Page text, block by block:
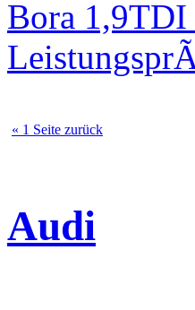
Bora 1,9TDI
« 1 Seite zurück
Audi